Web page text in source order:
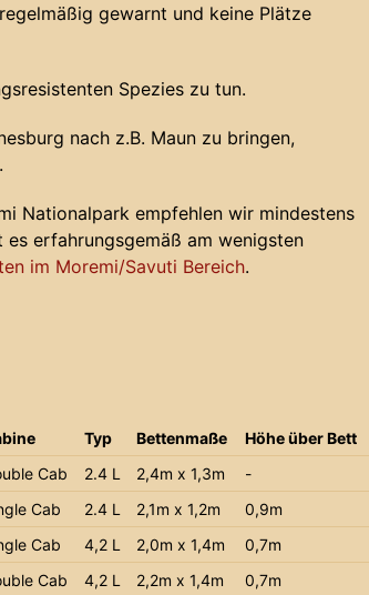
gewarnt und keine Plätze
Spezies zu tun.
nach z.B. Maun zu bringen,
Nationalpark empfehlen wir mindestens
erfahrungsgemäß am wenigsten
im Moremi/Savuti Bereich.
Typ Bettenmaße
Höhe über Bett
Cab 2.4 L 2,4m x 1,3m
-
Cab 2.4 L 2,1m x 1,2m
0,9m
Cab 4,2 L 2,0m x 1,4m
0,7m
Cab 4,2 L 2,2m x 1,4m
0,7m